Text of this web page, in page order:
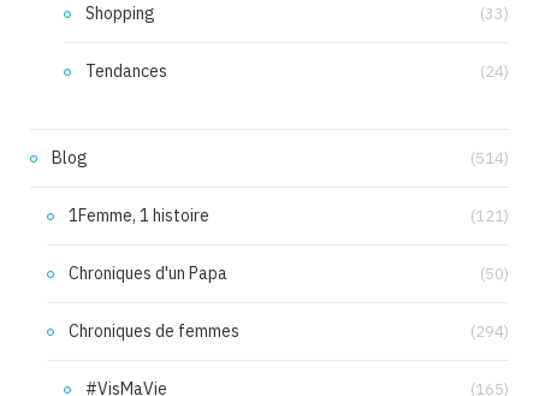
Shopping (33)
Tendances (24)
Blog (514)
1Femme, 1 histoire (121)
Chroniques d'un Papa (50)
Chroniques de femmes (294)
#VisMaVie (165)